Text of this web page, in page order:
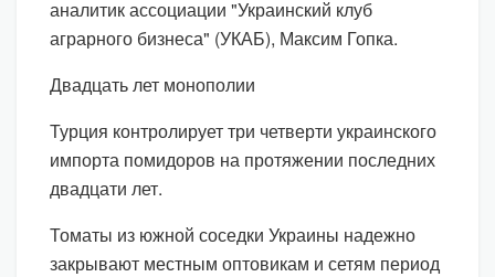
аналитик ассоциации "Украинский клуб
аграрного бизнеса" (УКАБ), Максим Гопка.
Двадцать лет монополии
Турция контролирует три четверти украинского
импорта помидоров на протяжении последних
двадцати лет.
Томаты из южной соседки Украины надежно
закрывают местным оптовикам и сетям период